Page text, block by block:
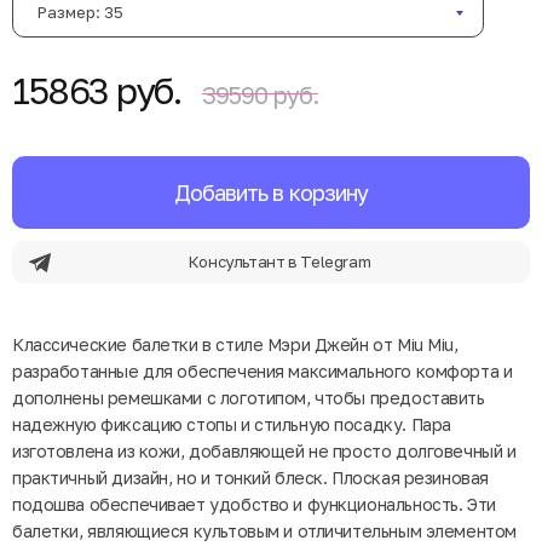
Размер: 35
15863 руб. 39590 руб.
Добавить в корзину
Консультант в Telegram
Классические балетки в стиле Мэри Джейн от Miu Miu,
разработанные для обеспечения максимального комфорта и
дополнены ремешками с логотипом, чтобы предоставить
надежную фиксацию стопы и стильную посадку. Пара
изготовлена из кожи, добавляющей не просто долговечный и
практичный дизайн, но и тонкий блеск. Плоская резиновая
подошва обеспечивает удобство и функциональность. Эти
балетки, являющиеся культовым и отличительным элементом